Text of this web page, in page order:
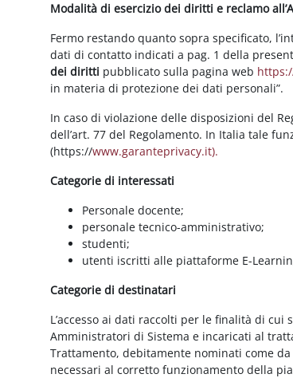
Modalità di esercizio dei diritti e reclamo
Fermo restando quanto sopra specificato,
dati di contatto indicati a pag. 1 della
dei diritti pubblicato sulla pagina web
in materia di protezione dei dati personali”.
In caso di violazione delle disposizioni del
dell’art. 77 del Regolamento. In Italia tale
(https://www.garanteprivacy.it).
Categorie di interessati
Personale docente;
personale tecnico-amministrativo;
studenti;
utenti iscritti alle piattaforme E-
Categorie di destinatari
L’accesso ai dati raccolti per le finalità di
Amministratori di Sistema e incaricati al
Trattamento, debitamente nominati come
necessari al corretto funzionamento della